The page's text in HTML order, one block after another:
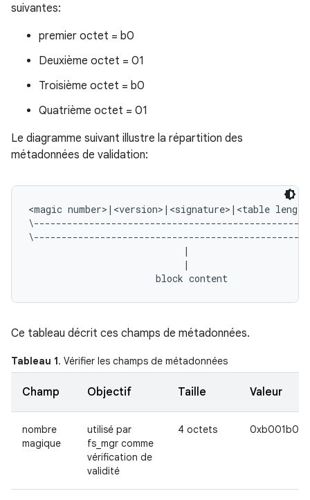
suivantes:
premier octet = b0
Deuxième octet = 01
Troisième octet = b0
Quatrième octet = 01
Le diagramme suivant illustre la répartition des
métadonnées de validation:
<magic number>|<version>|<signature>|<table
|
|
Ce tableau décrit ces champs de métadonnées.
Tableau 1. Vérifier les champs de métadonnées
Champ Objectif Taille Valeur
nombre
magique
utilisé par
fs_mgr comme
vérification de
validité
4 octets 0xb001b001